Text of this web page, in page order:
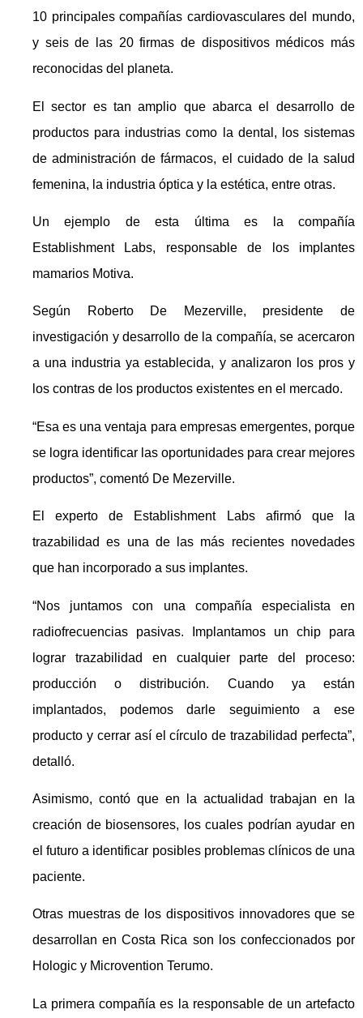
10 principales compañías cardiovasculares del mundo,
y seis de las 20 firmas de dispositivos médicos más
reconocidas del planeta.
El sector es tan amplio que abarca el desarrollo de
productos para industrias como la dental, los sistemas
de administración de fármacos, el cuidado de la salud
femenina, la industria óptica y la estética, entre otras.
Un ejemplo de esta última es la compañía
Establishment Labs, responsable de los implantes
mamarios Motiva.
Según Roberto De Mezerville, presidente de
investigación y desarrollo de la compañía, se acercaron
a una industria ya establecida, y analizaron los pros y
los contras de los productos existentes en el mercado.
“Esa es una ventaja para empresas emergentes, porque
se logra identificar las oportunidades para crear mejores
productos”, comentó De Mezerville.
El experto de Establishment Labs afirmó que la
trazabilidad es una de las más recientes novedades
que han incorporado a sus implantes.
“Nos juntamos con una compañía especialista en
radiofrecuencias pasivas. Implantamos un chip para
lograr trazabilidad en cualquier parte del proceso:
producción o distribución. Cuando ya están
implantados, podemos darle seguimiento a ese
producto y cerrar así el círculo de trazabilidad perfecta”,
detalló.
Asimismo, contó que en la actualidad trabajan en la
creación de biosensores, los cuales podrían ayudar en
el futuro a identificar posibles problemas clínicos de una
paciente.
Otras muestras de los dispositivos innovadores que se
desarrollan en Costa Rica son los confeccionados por
Hologic y Microvention Terumo.
La primera compañía es la responsable de un artefacto